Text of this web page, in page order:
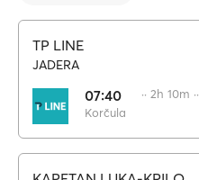
TP LINE
JADERA
07:40
Korčula
·· 2h 10m ··